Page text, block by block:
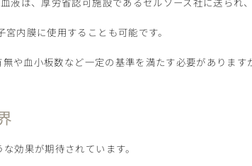
内膜に使用することも可能です。
や血小板数など一定の基準を満たす必要がありま
効果が期待されています。